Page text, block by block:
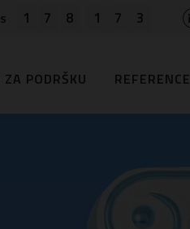
1 7 8 1 7 3
PODRŠKU REFERENCE